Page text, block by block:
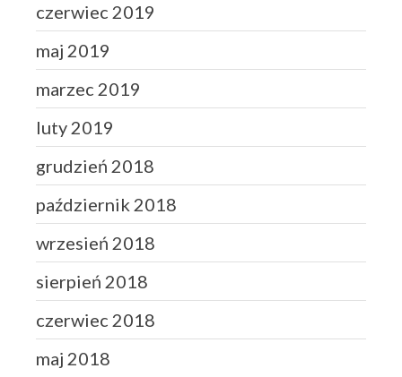
czerwiec 2019
maj 2019
marzec 2019
luty 2019
grudzień 2018
październik 2018
wrzesień 2018
sierpień 2018
czerwiec 2018
maj 2018